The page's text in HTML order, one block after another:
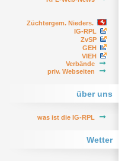
Züchtergem. Nieders.
IG-RPL
ZvSP
GEH
VIEH
Verbände
priv. Webseiten
über uns
was ist die IG-RPL
Wetter